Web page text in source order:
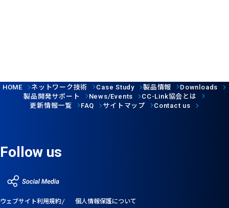
HOME ネットワーク技術 Case Study 製品情報 Downloads
製品開発サポート News/Events CC-Link協会とは
更新情報一覧
FAQ サイトマップ Contact us
Follow us
ウェブサイト利用規約 個人情報保護について